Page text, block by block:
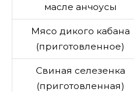
масле анчоусы
Мясо дикого кабана
(приготовленное)
Свиная селезенка
(приготовленная)